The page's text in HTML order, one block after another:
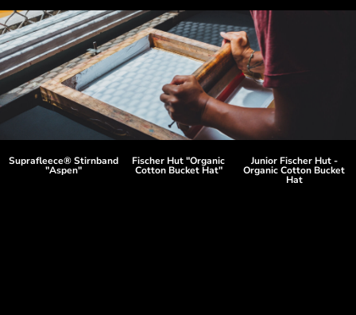
Suprafleece® Stirnband
"Aspen"
Fischer Hut "Organic
Cotton Bucket Hat"
Junior Fischer Hut -
Organic Cotton Bucket
Hat